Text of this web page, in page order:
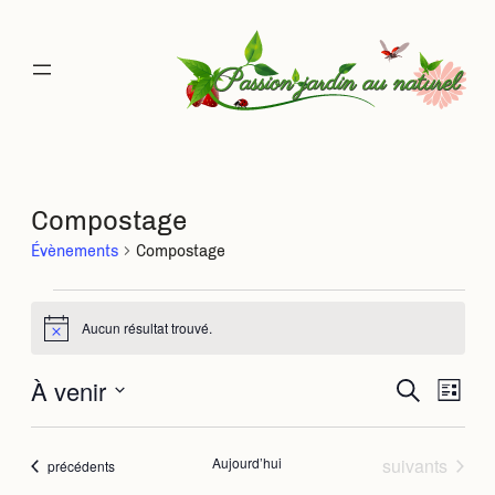
Compostage
Évènements Compostage
Évènements
Notice Aucun résultat trouvé.
et
Recherche
Liste
À venir
date.
Évènements
précédents Aujourd’hui Évènements
suivants